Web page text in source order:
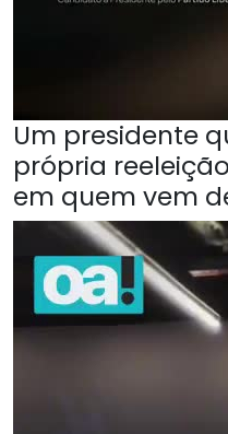
Um presidente
própria
em quem vem